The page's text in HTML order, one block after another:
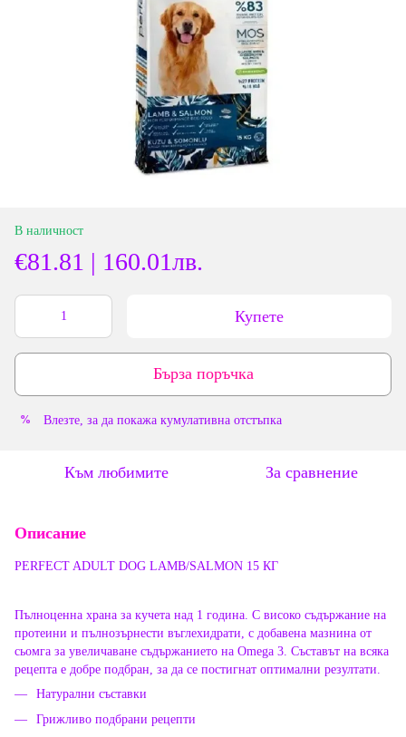
В наличност
€81.81 | 160.01лв.
Купете
Бърза поръчка
% Влезте , за да покажа кумулативна отстъпка
Към любимите За сравнение
Описание
PERFECT ADULT DOG LAMB/SALMON 15 КГ
Пълноценна храна за кучета над 1 година. С високо съдържание на
протеини и пълнозърнести въглехидрати, с добавена мазнина от
сьомга за увеличаване съдържанието на Omega 3. Съставът на всяка
рецепта е добре подбран, за да се постигнат оптимални резултати.
Натурални съставки
Грижливо подбрани рецепти